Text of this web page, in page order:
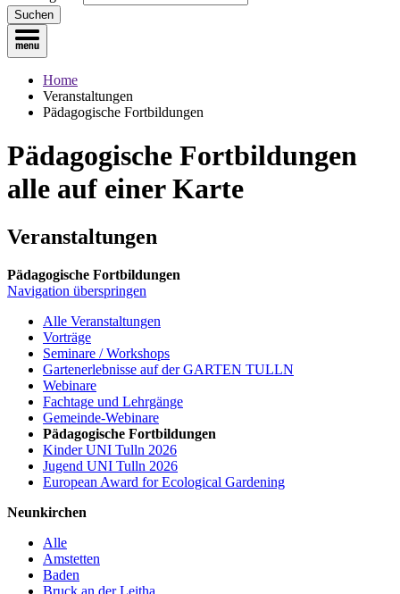
Suchen
Home
Veranstaltungen
Pädagogische Fortbildungen
Pädagogische Fortbildungen
alle auf einer Karte
Veranstaltungen
Pädagogische Fortbildungen
Navigation überspringen
Alle Veranstaltungen
Vorträge
Seminare / Workshops
Gartenerlebnisse auf der GARTEN TULLN
Webinare
Fachtage und Lehrgänge
Gemeinde-Webinare
Pädagogische Fortbildungen
Kinder UNI Tulln 2026
Jugend UNI Tulln 2026
European Award for Ecological Gardening
Neunkirchen
Alle
Amstetten
Baden
Bruck an der Leitha